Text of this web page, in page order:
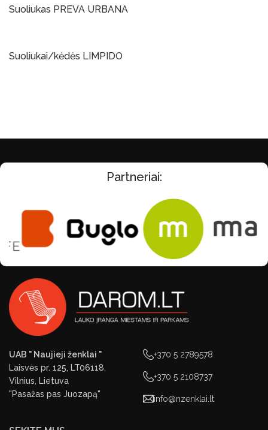
Suoliukas PREVA URBANA
Suoliukai/kėdės LIMPIDO
Partneriai:
UAB " Naujieji ženklai "
Laisvės pr. 125, LT06118,
Vilnius, Lietuva
"Pasažas pas Juozapą"
+370 5 2789578
+370 5 2108737
info@nzenklai.lt